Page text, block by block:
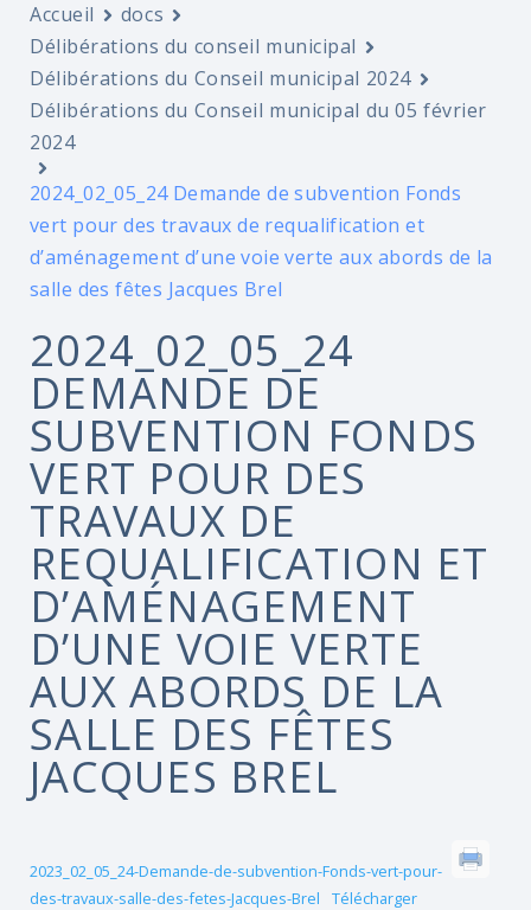
Accueil
docs
Délibérations du conseil municipal
Délibérations du Conseil municipal 2024
Délibérations du Conseil municipal du 05 février
2024
2024_02_05_24 Demande de subvention Fonds
vert pour des travaux de requalification et
d’aménagement d’une voie verte aux abords de la
salle des fêtes Jacques Brel
2024_02_05_24
DEMANDE DE
SUBVENTION FONDS
VERT POUR DES
TRAVAUX DE
REQUALIFICATION ET
D’AMÉNAGEMENT
D’UNE VOIE VERTE
AUX ABORDS DE LA
SALLE DES FÊTES
JACQUES BREL
2023_02_05_24-Demande-de-subvention-Fonds-vert-pour-
des-travaux-salle-des-fetes-Jacques-Brel
Télécharger